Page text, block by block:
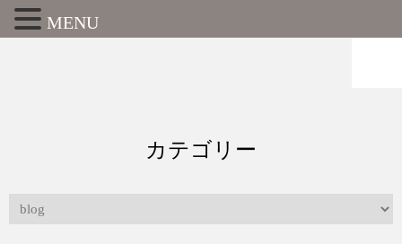
カテゴリー
MENU